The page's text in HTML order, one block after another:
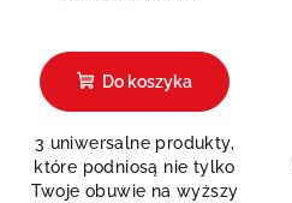
Do koszyka
3 uniwersalne produkty,
które podniosą nie tylko
Twoje obuwie na wyższy